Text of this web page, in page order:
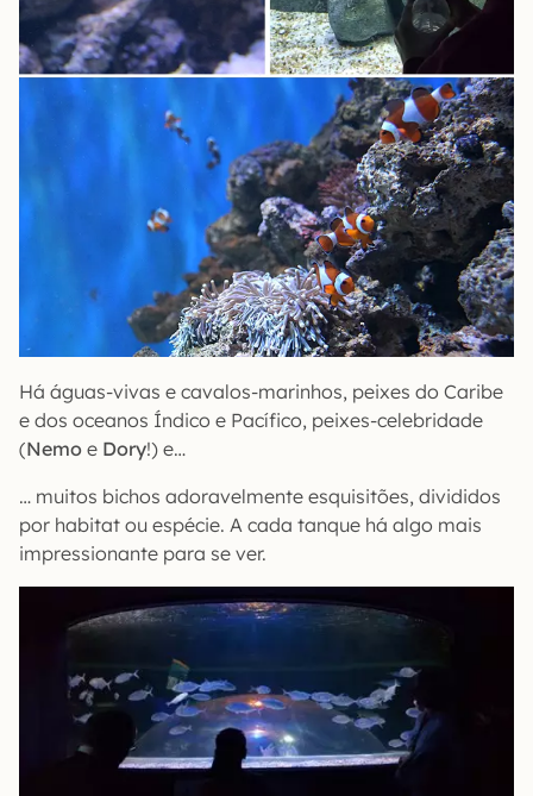
Há águas-vivas e cavalos-marinhos, peixes do Caribe
e dos oceanos Índico e Pacífico, peixes-celebridade
(Nemo e Dory!) e…
… muitos bichos adoravelmente esquisitões, divididos
por habitat ou espécie. A cada tanque há algo mais
impressionante para se ver.